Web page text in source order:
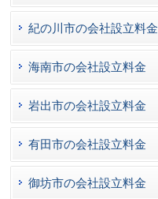
紀の川市の会社設立料金
海南市の会社設立料金
岩出市の会社設立料金
有田市の会社設立料金
御坊市の会社設立料金